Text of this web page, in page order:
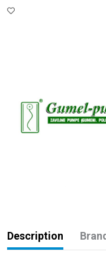
Description Brand